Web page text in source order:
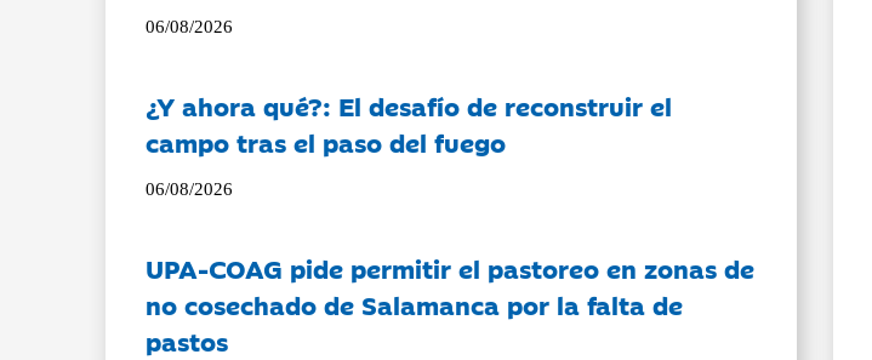
06/08/2026
¿Y ahora qué?: El desafío de reconstruir el
campo tras el paso del fuego
06/08/2026
UPA-COAG pide permitir el pastoreo en zonas de
no cosechado de Salamanca por la falta de
pastos